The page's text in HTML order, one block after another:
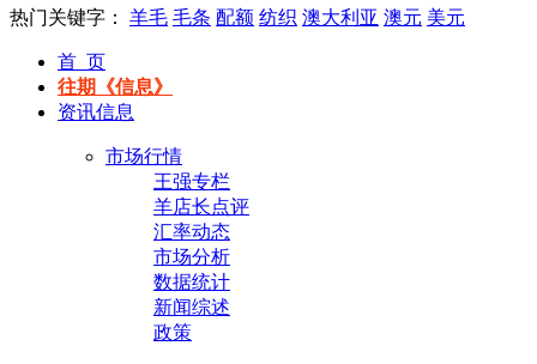
热门关键字： 羊毛 毛条 配额 纺织 澳大利亚 澳元 美元
首 页
往期《信息》
资讯信息
市场行情
王强专栏
羊店长点评
汇率动态
市场分析
数据统计
新闻综述
政策